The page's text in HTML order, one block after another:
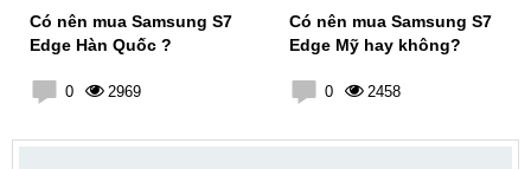
Có nên mua Samsung S7
Edge Hàn Quốc ?
0 2969
Có nên mua Samsung S7
Edge Mỹ hay không?
0 2458